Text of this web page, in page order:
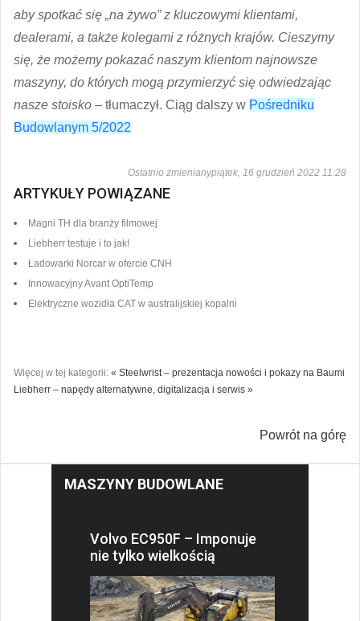
aby spotkać się „na żywo” z kluczowymi klientami,
dealerami, a także kolegami z różnych krajów. Cieszymy
się, że możemy pokazać naszym klientom najnowsze
maszyny, do których mogą przymierzyć się odwiedzając
nasze stoisko – tłumaczył. Ciąg dalszy w Pośredniku
Budowlanym 5/2022
Ostatnio zmienianypiątek, 16 grudzień 2022 11:28
ARTYKUŁY POWIĄZANE
Magni TH dla branży filmowej
Liebherr testuje i to jak!
Ładowarki Norcar w ofercie CNH
Innowacyjny Avant OptiTemp
Elektryczne wozidła CAT w australijskiej kopalni
Więcej w tej kategorii: « Steelwrist – prezentacja nowości i pokazy na Baumi
Liebherr – napędy alternatywne, digitalizacja i serwis »
Powrót na górę
MASZYNY BUDOWLANE
Volvo EC950F – Imponuje
nie tylko wielkością